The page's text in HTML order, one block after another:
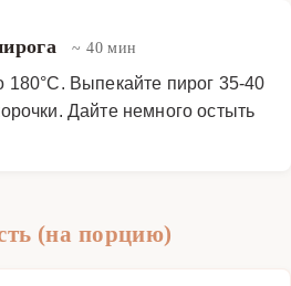
~ 40 мин
180°C. Выпекайте пирог 35-40
Дайте немного остыть
(на порцию)